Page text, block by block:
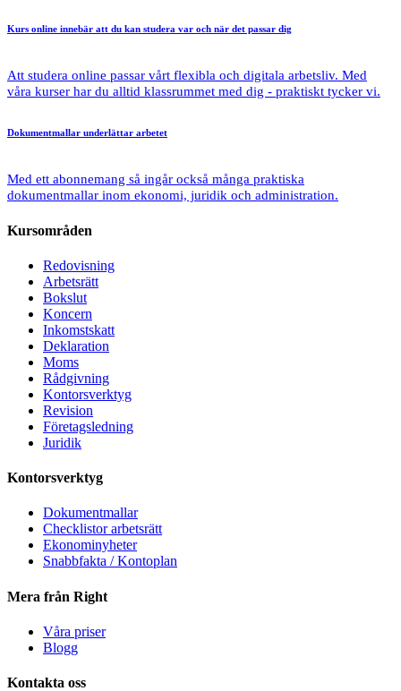
Kurs online innebär att du kan studera var och när det passar dig
Att studera online passar vårt flexibla och digitala arbetsliv. Med
våra kurser har du alltid klassrummet med dig - praktiskt tycker vi.
Dokumentmallar underlättar arbetet
Med ett abonnemang så ingår också många praktiska
dokumentmallar inom ekonomi, juridik och administration.
Kursområden
Redovisning
Arbetsrätt
Bokslut
Koncern
Inkomstskatt
Deklaration
Moms
Rådgivning
Kontorsverktyg
Revision
Företagsledning
Juridik
Kontorsverktyg
Dokumentmallar
Checklistor arbetsrätt
Ekonominyheter
Snabbfakta / Kontoplan
Mera från Right
Våra priser
Blogg
Kontakta oss